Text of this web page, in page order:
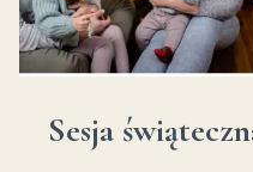
Sesja